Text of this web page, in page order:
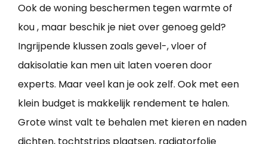
Ook de woning beschermen tegen warmte of
kou , maar beschik je niet over genoeg geld?
Ingrijpende klussen zoals gevel-, vloer of
dakisolatie kan men uit laten voeren door
experts. Maar veel kan je ook zelf. Ook met een
klein budget is makkelijk rendement te halen.
Grote winst valt te behalen met kieren en naden
dichten, tochtstrips plaatsen, radiatorfolie